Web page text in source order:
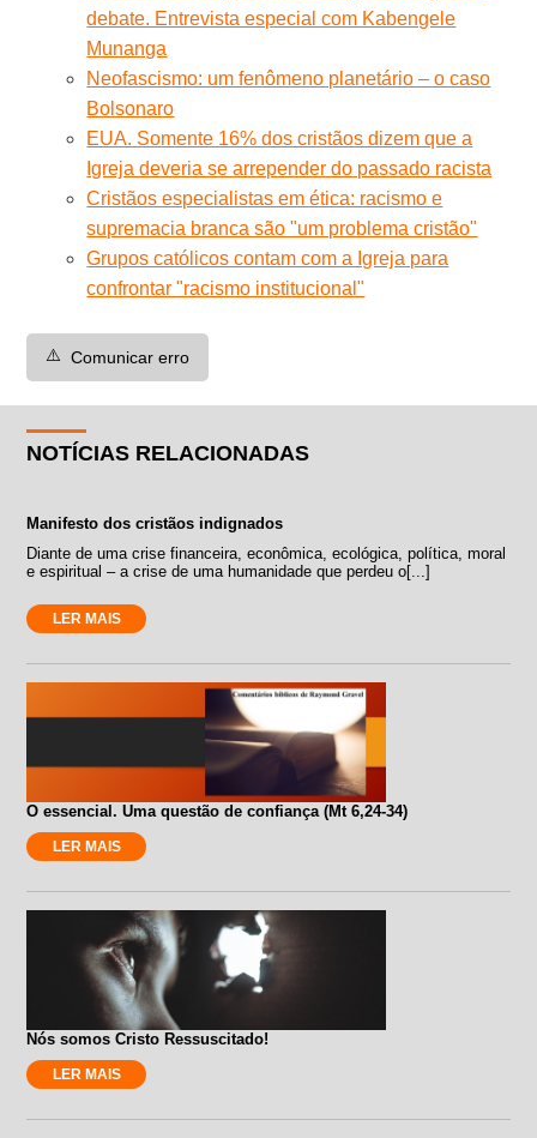
debate. Entrevista especial com Kabengele
Munanga
Neofascismo: um fenômeno planetário – o caso
Bolsonaro
EUA. Somente 16% dos cristãos dizem que a
Igreja deveria se arrepender do passado racista
Cristãos especialistas em ética: racismo e
supremacia branca são "um problema cristão"
Grupos católicos contam com a Igreja para
confrontar "racismo institucional"
⚠️ Comunicar erro
NOTÍCIAS RELACIONADAS
Manifesto dos cristãos indignados
Diante de uma crise financeira, econômica, ecológica, política, moral
e espiritual – a crise de uma humanidade que perdeu o[...]
LER MAIS
O essencial. Uma questão de confiança (Mt 6,24-34)
LER MAIS
Nós somos Cristo Ressuscitado!
LER MAIS